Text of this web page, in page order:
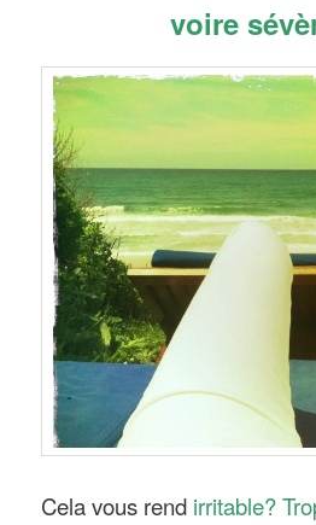
voire
Cela vous rend irritable?